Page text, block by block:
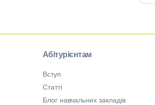
Абітурієнтам
Вступ
Статті
Блог навчальних закладів